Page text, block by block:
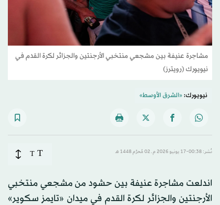
مشاجرة عنيفة بين مشجعي منتخبي الأرجنتين والجزائر لكرة القدم في
نيويورك (رويترز)
نيويورك:«الشرق الأوسط»
نُشر: 00:38-17 يونيو 2026 م ـ 02 مُحرَّم 1448 هـ T
T
اندلعت مشاجرة عنيفة بين حشود من مشجعي منتخبي
الأرجنتين والجزائر لكرة القدم في ميدان «تايمز سكوير»